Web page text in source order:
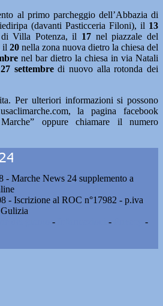
al primo parcheggio dell’Abbazia di
(davanti Pasticceria Filoni), il 13
Villa Potenza, il 17 nel piazzale del
il 20 nella zona nuova dietro la chiesa del
nel bar dietro la chiesa in via Natali
27 settembredi nuovo alla rotonda dei
Per ulteriori informazioni si possono
la pagina facebook
oppure chiamare il numero
Marche News 24 supplemento a
- Iscrizione al ROC n°17982 - p.iva
- -
-